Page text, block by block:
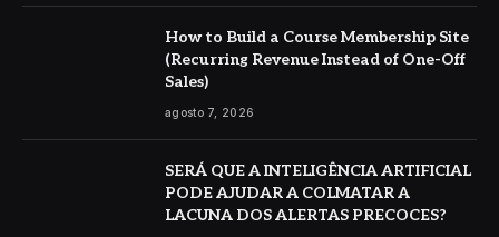
How to Build a Course Membership Site
(Recurring Revenue Instead of One-Off
Sales)
agosto 7, 2026
SERÁ QUE A INTELIGÊNCIA ARTIFICIAL
PODE AJUDAR A COLMATAR A
LACUNA DOS ALERTAS PRECOCES?